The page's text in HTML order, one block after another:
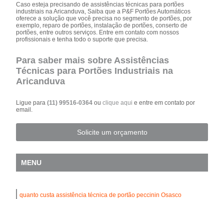
Caso esteja precisando de assistências técnicas para portões
industriais na Aricanduva, Saiba que a P&F Portões Automáticos
oferece a solução que você precisa no segmento de portões, por
exemplo, reparo de portões, instalação de portões, conserto de
portões, entre outros serviços. Entre em contato com nossos
profissionais e tenha todo o suporte que precisa.
Para saber mais sobre Assistências
Técnicas para Portões Industriais na
Aricanduva
Ligue para(11) 99516-0364ouclique aqui e entre em contato por
email.
Solicite um orçamento
MENU
quanto custa assistência técnica de portão peccinin Osasco